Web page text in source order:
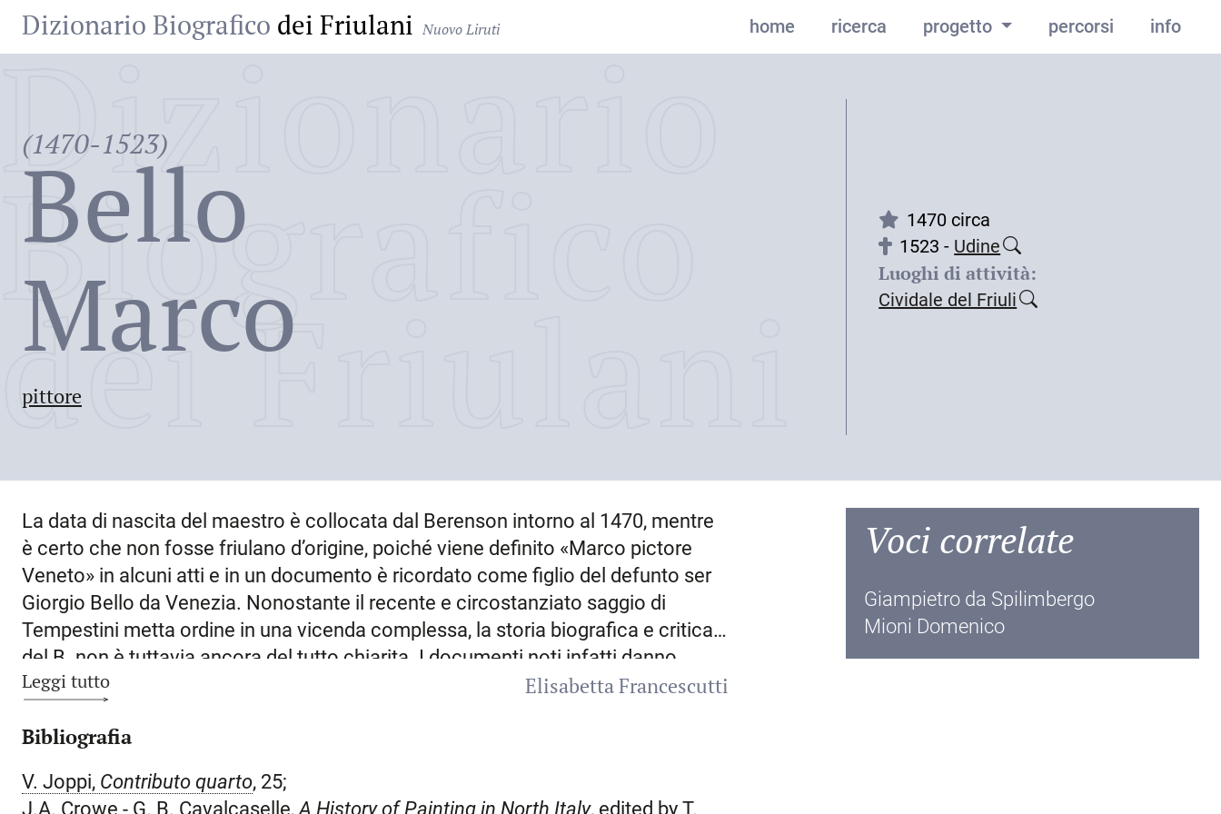
Dizionario Biografico dei Friulani Nuovo Liruti home ricerca progetto percorsi info
(1470-1523)
Bello
Marco
pittore
Dizionario
Biografico
dei Friulani
1470 circa
1523 - Udine
Luoghi di attività:
Cividale del Friuli
La data di nascita del maestro è collocata dal Berenson intorno al 1470, mentre
è certo che non fosse friulano d’origine, poiché viene definito «Marco pictore
Veneto» in alcuni atti e in un documento è ricordato come figlio del defunto ser
Giorgio Bello da Venezia. Nonostante il recente e circostanziato saggio di
Tempestini metta ordine in una vicenda complessa, la storia biografica e critica
del B. non è tuttavia ancora del tutto chiarita. I documenti noti infatti danno
notizie solo sugli ultimi due decenni della vita del pittore, dal 1505 al 1523, anno
Tolmezzo grazie al matrimonio con la figlia Franceschina, realizzava ancone e
dell’artista, attualmente formato da poco più di una cinquantina di dipinti,
Leggi tutto
Elisabetta Francescutti
Bibliografia
V. Joppi, Contributo quarto, 25;
J.A. Crowe - G. B. Cavalcaselle,A History of Painting in North Italy, edited by T.
Voci correlate
Giampietro da Spilimbergo
Mioni Domenico